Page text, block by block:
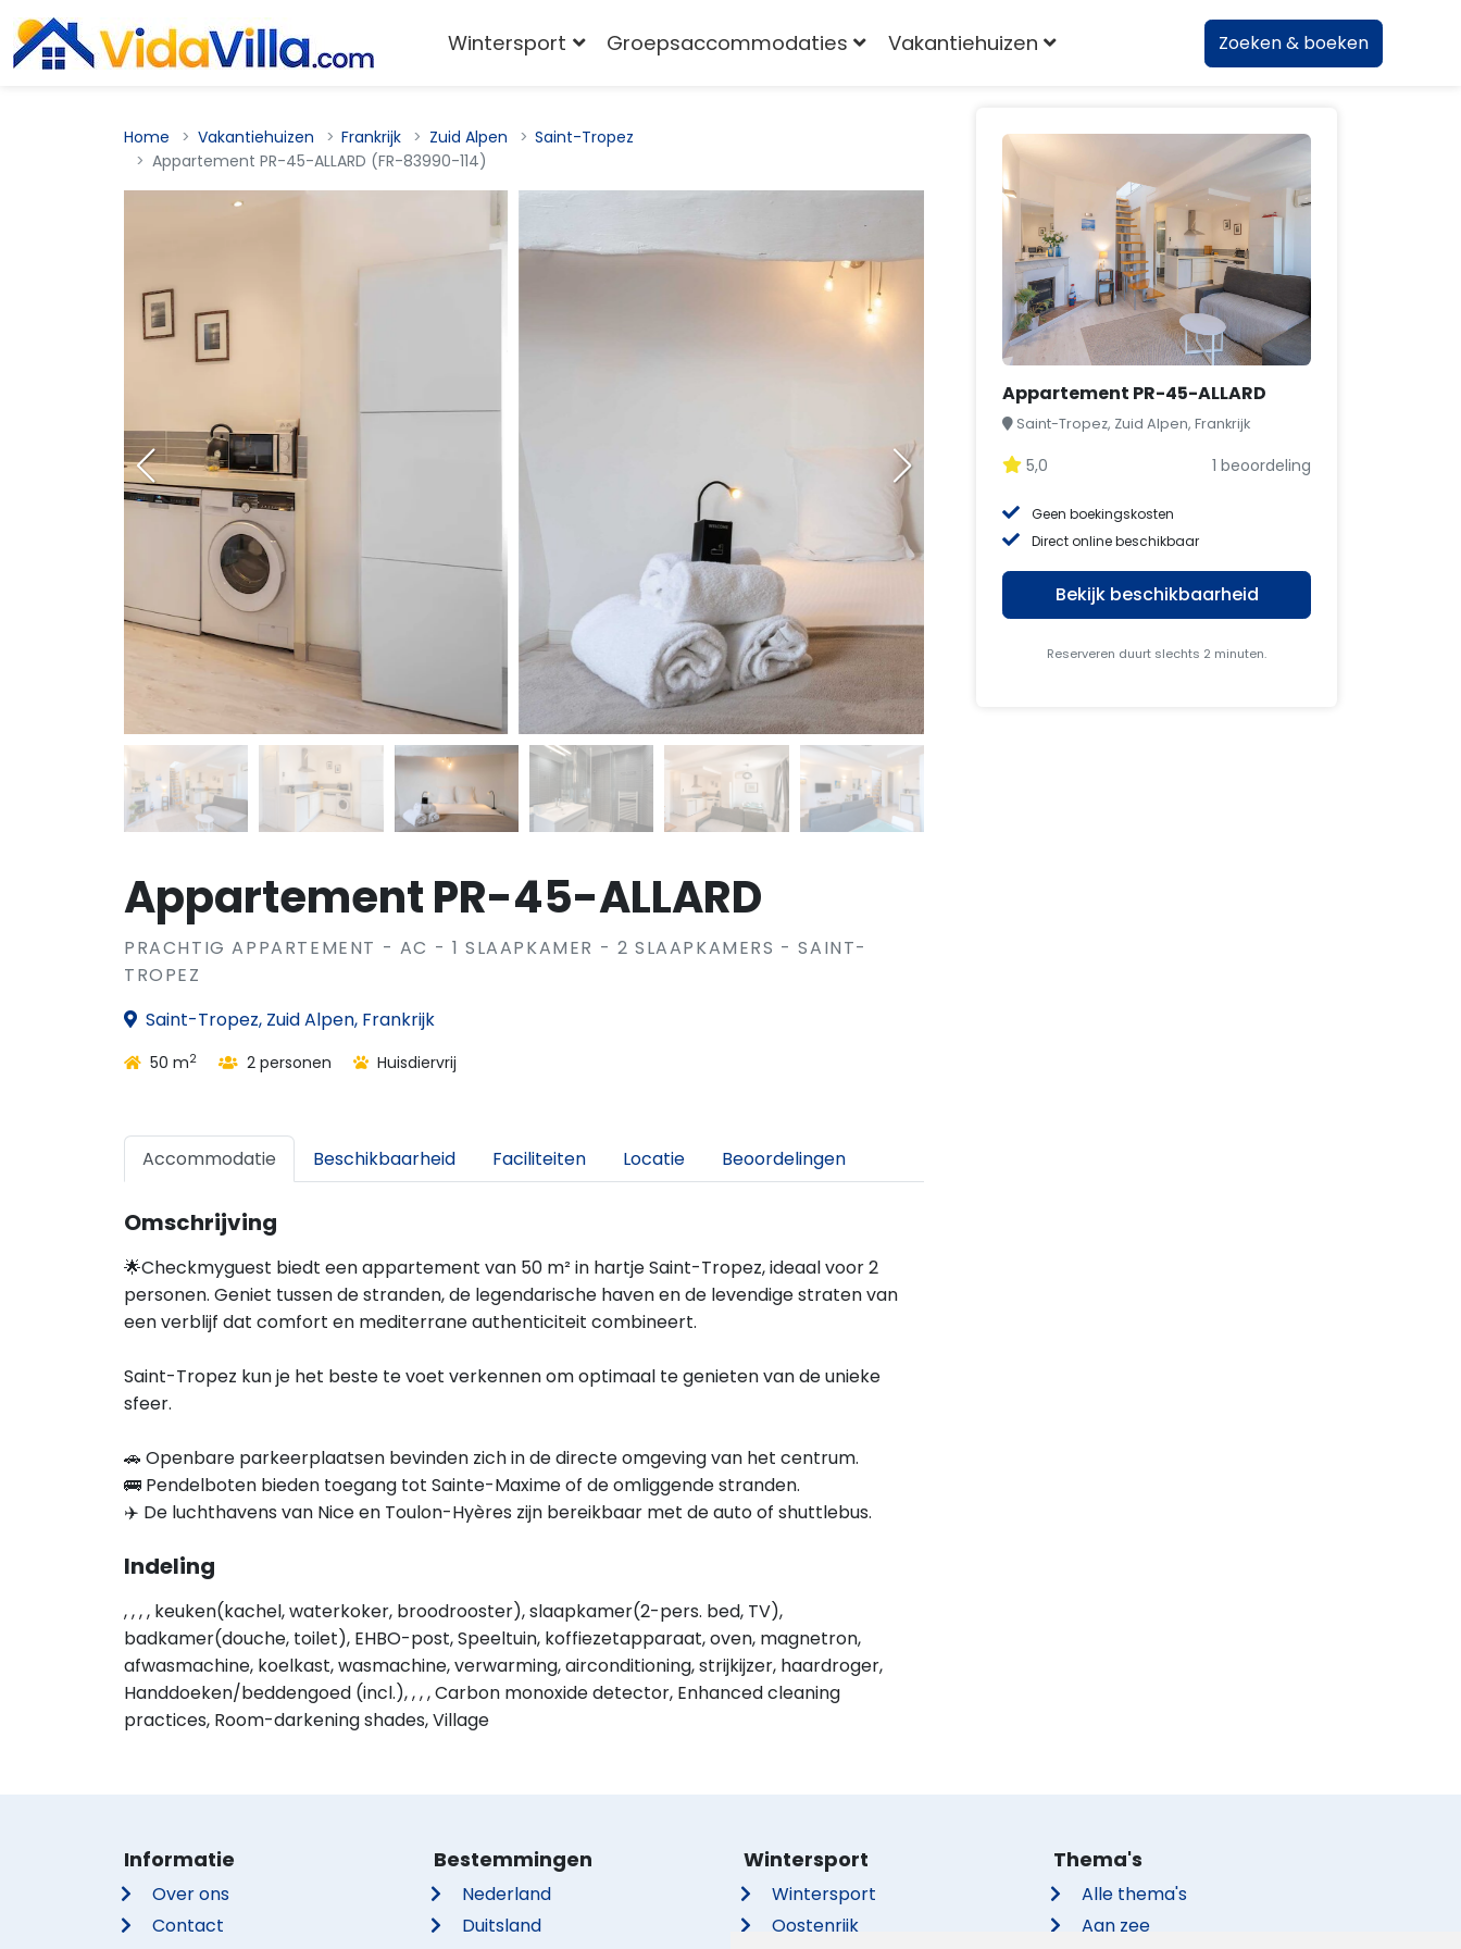
Home Vakantiehuizen Frankrijk Zuid Alpen
Saint-Tropez
Appartement PR-45-ALLARD (FR-83990-114)
Appartement PR-45-ALLARD
PRACHTIG APPARTEMENT - AC - 1 SLAAPKAMER - 2 SLAAPKAMERS - SAINT-
TROPEZ
Saint-Tropez, Zuid Alpen, Frankrijk
50 m2 2 personen Huisdiervrij
Accommodatie Beschikbaarheid Faciliteiten Locatie Beoordelingen
Omschrijving
🌟Checkmyguest biedt een appartement van 50 m² in hartje Saint-Tropez, ideaal voor 2
personen. Geniet tussen de stranden, de legendarische haven en de levendige straten van
een verblijf dat comfort en mediterrane authenticiteit combineert.
Saint-Tropez kun je het beste te voet verkennen om optimaal te genieten van de unieke
sfeer.
🚗 Openbare parkeerplaatsen bevinden zich in de directe omgeving van het centrum.
🚌 Pendelboten bieden toegang tot Sainte-Maxime of de omliggende stranden.
✈️ De luchthavens van Nice en Toulon-Hyères zijn bereikbaar met de auto of shuttlebus.
Indeling
, , , , keuken(kachel, waterkoker, broodrooster), slaapkamer(2-pers. bed, TV),
badkamer(douche, toilet), EHBO-post, Speeltuin, koffiezetapparaat, oven, magnetron,
afwasmachine, koelkast, wasmachine, verwarming, airconditioning, strijkijzer, haardroger,
Handdoeken/beddengoed (incl.), , , , Carbon monoxide detector, Enhanced cleaning
practices, Room-darkening shades, Village
Appartement PR-45-ALLARD
Saint-Tropez, Zuid Alpen, Frankrijk
5,0 1 beoordeling
Geen boekingskosten
Direct online beschikbaar
Bekijk beschikbaarheid
Reserveren duurt slechts 2 minuten.
Informatie
Over ons
Contact
Bestemmingen
Nederland
Duitsland
Wintersport
Wintersport
Oostenrijk
Thema's
Alle thema's
Aan zee
Wintersport Groepsaccommodaties Vakantiehuizen Zoeken & boeken